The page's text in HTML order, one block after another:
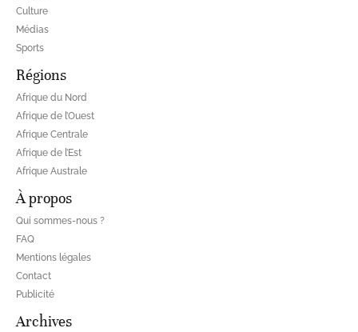
Culture
Médias
Sports
Régions
Afrique du Nord
Afrique de l’Ouest
Afrique Centrale
Afrique de l’Est
Afrique Australe
À propos
Qui sommes-nous ?
FAQ
Mentions légales
Contact
Publicité
Archives